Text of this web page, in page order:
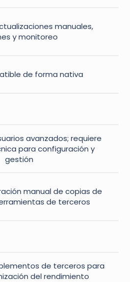
manuales,
y monitoreo
de forma nativa
avanzados; requiere
para configuración y
gestión
manual de copias de
de terceros
de terceros para
del rendimiento